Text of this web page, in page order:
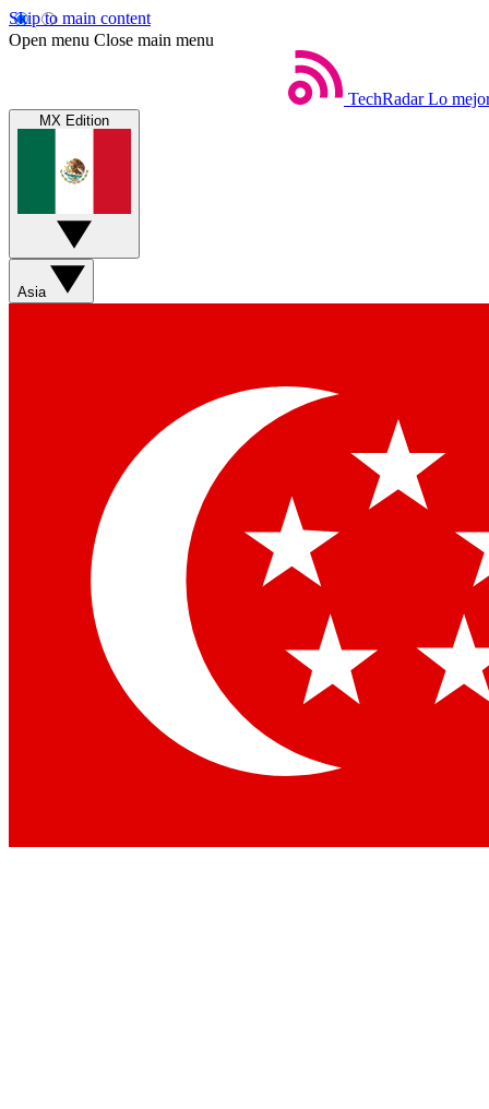
Skip to main content
Open menu Close main menu
TechRadar Lo
MX Edition
Asia